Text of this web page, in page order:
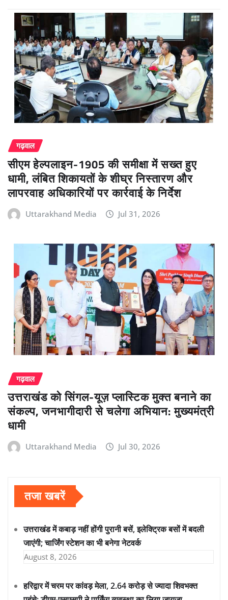
गढ़वाल
सीएम हेल्पलाइन-1905 की समीक्षा में सख्त हुए
धामी, लंबित शिकायतों के शीघ्र निस्तारण और
लापरवाह अधिकारियों पर कार्रवाई के निर्देश
Uttarakhand Media Jul 31, 2026
गढ़वाल
उत्तराखंड को सिंगल-यूज़ प्लास्टिक मुक्त बनाने का
संकल्प, जनभागीदारी से चलेगा अभियान: मुख्यमंत्री
धामी
Uttarakhand Media Jul 30, 2026
तजा खबरें
उत्तराखंड में कबाड़ नहीं होंगी पुरानी बसें, इलेक्ट्रिक बसों में बदली
जाएंगी; चार्जिंग स्टेशन का भी बनेगा नेटवर्क
August 8, 2026
हरिद्वार में चरम पर कांवड़ मेला, 2.64 करोड़ से ज्यादा शिवभक्त